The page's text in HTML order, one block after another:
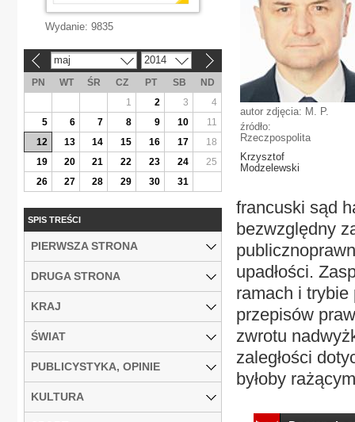
autor zdjęcia: M. P.
źródło:
Rzeczpospolita
Krzysztof
Modzelewski
francuski sąd
bezwzględny
upadłości.
ramach i trybie
przepisów
zwrotu
zaległości
byłoby
Wydanie: 9835
maj 2014
PN WT ŚR CZ PT SB
ND
1
2 3
4
5
6 7 8 9 10
11
12
13 14 15 16 17
18
19
20 21 22 23 24
25
26
27 28 29 30 31
SPIS TREŚCI
PIERWSZA STRONA
DRUGA STRONA
KRAJ
ŚWIAT
PUBLICYSTYKA, OPINIE
KULTURA